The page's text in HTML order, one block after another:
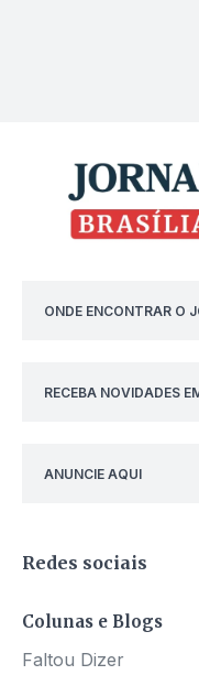
ONDE ENCONTRAR O
RECEBA NOVIDADES
ANUNCIE AQUI
Redes sociais
Colunas e Blogs
Faltou Dizer